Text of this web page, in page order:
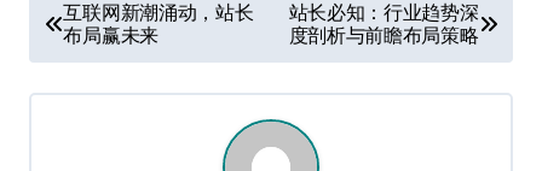
章
导
互联网新潮涌动，站长
布局赢未来
站长必知：行业趋势深
度剖析与前瞻布局策略